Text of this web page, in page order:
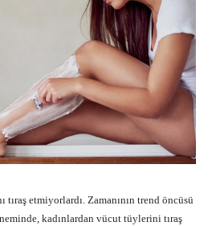
tıraş etmiyorlardı. Zamanının trend öncüsü
kadınlardan vücut tüylerini tıraş